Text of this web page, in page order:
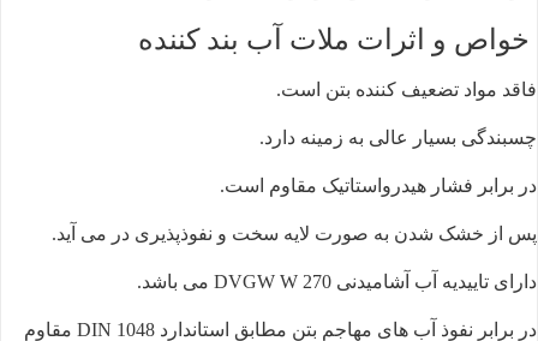
خواص و اثرات ملات آب بند کننده
فاقد مواد تضعیف کننده بتن است.
چسبندگی بسیار عالی به زمینه دارد.
در برابر فشار هیدرواستاتیک مقاوم است.
پس از خشک شدن به صورت لایه سخت و نفوذپذیری در می آید.
دارای تاییدیه آب آشامیدنی DVGW W 270 می باشد.
در برابر نفوذ آب های مهاجم بتن مطابق استاندارد DIN 1048 مقاوم